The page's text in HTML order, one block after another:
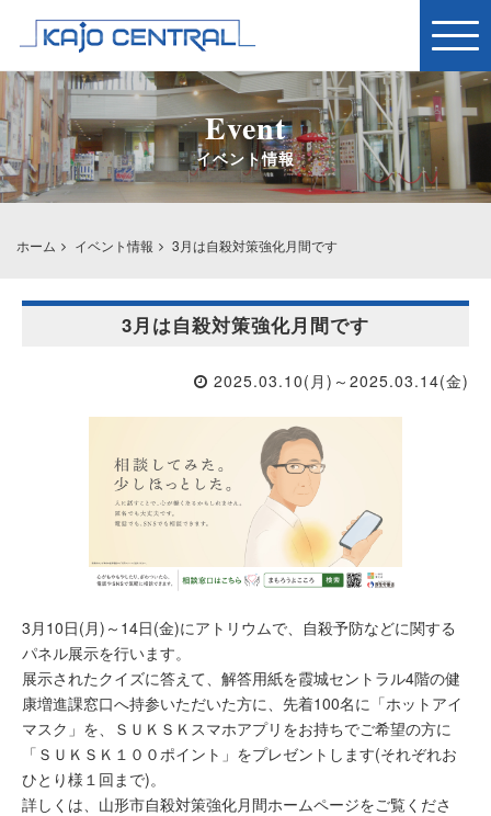
Event
イベント情報
ホーム イベント情報 3月は自殺対策強化月間です
3月は自殺対策強化月間です
2025.03.10(月)～2025.03.14(金)
3月10日(月)～14日(金)にアトリウムで、自殺予防などに関する
パネル展示を行います。
展示されたクイズに答えて、解答用紙を霞城セントラル4階の健
康増進課窓口へ持参いただいた方に、先着100名に「ホットアイ
マスク」を、ＳＵＫＳＫスマホアプリをお持ちでご希望の方に
「ＳＵＫＳＫ１００ポイント」をプレゼントします(それぞれお
ひとり様１回まで)。
詳しくは、山形市自殺対策強化月間ホームページをご覧くださ